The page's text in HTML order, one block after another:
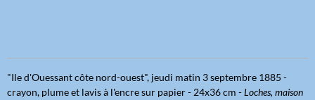
"Ile d'Ouessant côte nord-ouest", jeudi matin 3 septembre 1885 -
crayon, plume et lavis à l'encre sur papier - 24x36 cm -Loches, maison